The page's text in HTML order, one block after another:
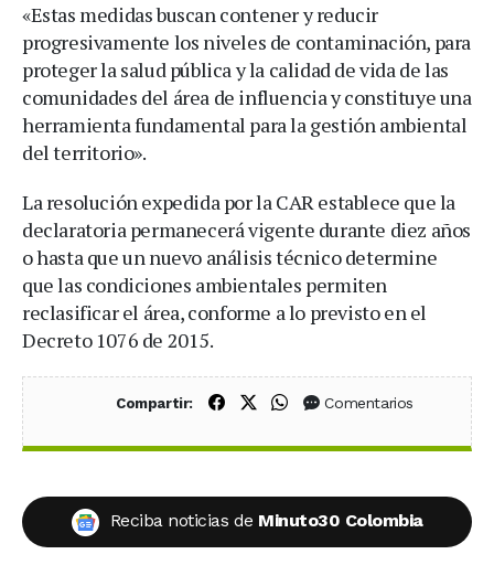
«Estas medidas buscan contener y reducir
progresivamente los niveles de contaminación, para
proteger la salud pública y la calidad de vida de las
comunidades del área de influencia y constituye una
herramienta fundamental para la gestión ambiental
del territorio».
La resolución expedida por la CAR establece que la
declaratoria permanecerá vigente durante diez años
o hasta que un nuevo análisis técnico determine
que las condiciones ambientales permiten
reclasificar el área, conforme a lo previsto en el
Decreto 1076 de 2015.
Compartir: Compartir en Facebook
Compartir en X (Twitter)
Compartir en WhatsApp
Comentarios
Reciba noticias de Minuto30 Colombia